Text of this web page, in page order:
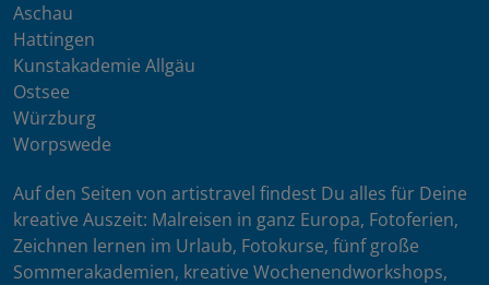
Aschau
Hattingen
Kunstakademie Allgäu
Ostsee
Würzburg
Worpswede
Auf den Seiten von artistravel findest Du alles für Deine
kreative Auszeit: Malreisen in ganz Europa, Fotoferien,
Zeichnen lernen im Urlaub, Fotokurse, fünf große
Sommerakademien, kreative Wochenendworkshops,